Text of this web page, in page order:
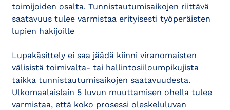
toimijoiden osalta. Tunnistautumisaikojen riittävä
saatavuus tulee varmistaa erityisesti työperäisten
lupien hakijoille
Lupakäsittely ei saa jäädä kiinni viranomaisten
välisistä toimivalta- tai hallintosiiloumpikujista
taikka tunnistautumisaikojen saatavuudesta.
Ulkomaalaislain 5 luvun muuttamisen ohella tulee
varmistaa, että koko prosessi oleskeluluvan